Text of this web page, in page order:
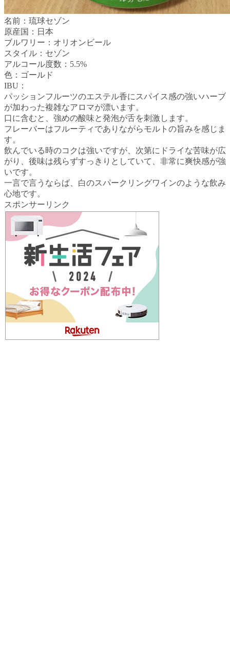
名前：琉球セゾン
原産国：日本
ブルワリー：オリオンビール
スタイル：セゾン
アルコール度数：5.5%
色：ゴールド
IBU：
パッションフルーツのエステル香にスパイス感の強いハーブ
が加わった複雑なアロマが漂います。
口に含むと、強めの酸味と発泡が舌を刺激します。
フレーバーはフルーティでありながらモルトの旨みを感じま
す。
飲んでいる時のコクは強いですが、次第にドライな苦味が広
がり、後味は残らずすっきりとしていて、非常に爽快感が強
いです。
一言で言うならば、白のスパークリングワインのような飲み
心地です。
スポンサーリンク